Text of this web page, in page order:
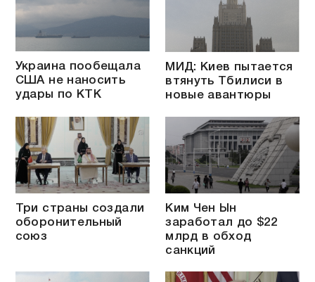
Украина пообещала
США не наносить
удары по КТК
МИД: Киев пытается
втянуть Тбилиси в
новые авантюры
Три страны создали
оборонительный
союз
Ким Чен Ын
заработал до $22
млрд в обход
санкций